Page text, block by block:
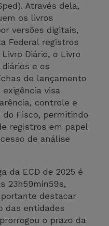
Através dela,
os livros
versões digitais,
Federal registros
Diário, o Livro
e os
de lançamento
visa
controle e
Fisco, permitindo
registros em papel
de análise
da ECD de 2025 é
23h59min59s,
destacar
das entidades
o prazo da